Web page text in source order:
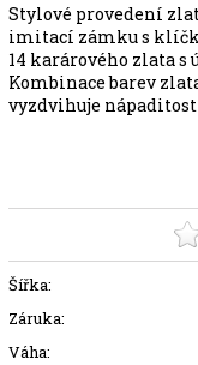
Stylové provedení
imitací zámku s
14 karárového zlata s
Kombinace barev
vyzdvihuje
Šířka:
Záruka:
Váha: